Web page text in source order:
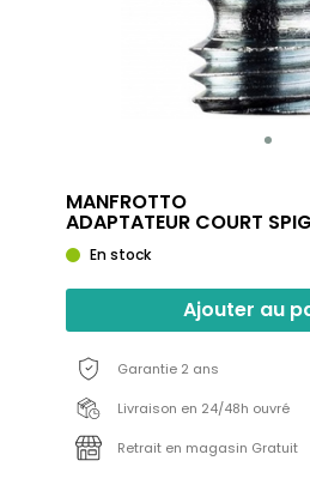
MANFROTTO
ADAPTATEUR COURT
En stock
Ajouter au
Garantie 2 ans
Livraison en 24/48h ouvré
Retrait en magasin Gratuit